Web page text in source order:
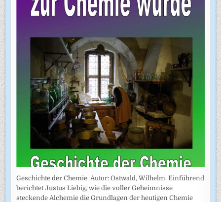
Geschichte der Chemie. Autor: Ostwald, Wilhelm. Einführend
berichtet Justus Liebig, wie die voller Geheimnisse
steckende Alchemie die Grundlagen der heutigen Chemie